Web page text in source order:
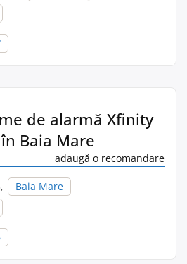
de alarmă Xfinity
Baia Mare
adaugă o recomandare
Baia Mare